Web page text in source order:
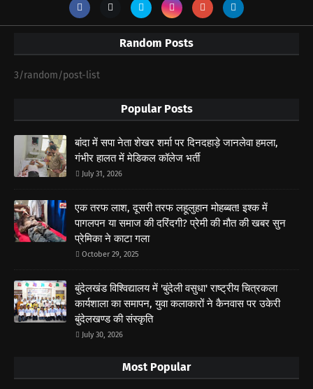
Random Posts
3/random/post-list
Popular Posts
बांदा में सपा नेता शेखर शर्मा पर दिनदहाड़े जानलेवा हमला,
गंभीर हालत में मेडिकल कॉलेज भर्ती
July 31, 2026
एक तरफ लाश, दूसरी तरफ लहूलुहान मोहब्बत! इश्क में
पागलपन या समाज की दरिंदगी? प्रेमी की मौत की खबर सुन
प्रेमिका ने काटा गला
October 29, 2025
बुंदेलखंड विश्विद्यालय में 'बुंदेली वसुधा' राष्ट्रीय चित्रकला
कार्यशाला का समापन, युवा कलाकारों ने कैनवास पर उकेरी
बुंदेलखण्ड की संस्कृति
July 30, 2026
Most Popular